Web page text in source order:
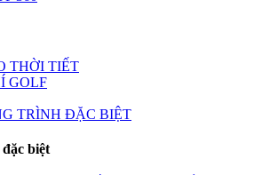
THỜI TIẾT
GOLF
TRÌNH ĐẶC BIỆT
biệt